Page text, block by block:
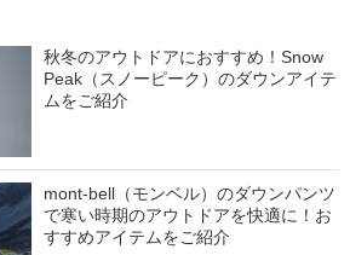
秋冬のアウトドアにおすすめ！Snow
Peak（スノーピーク）のダウンアイテ
ムをご紹介
mont-bell（モンベル）のダウンパンツ
で寒い時期のアウトドアを快適に！お
すすめアイテムをご紹介